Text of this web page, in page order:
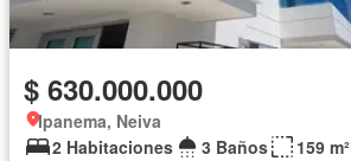
$ 630.000.000
Ipanema, Neiva
2 Habitaciones
3 Baños
159 m²